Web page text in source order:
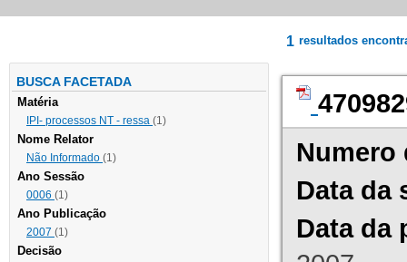
BUSCA FACETADA
Matéria
IPI- processos NT - ressa (1)
Nome Relator
Não Informado (1)
Ano Sessão
0006 (1)
Ano Publicação
2007 (1)
Decisão
1 resultados
Numero
Data da
Data da